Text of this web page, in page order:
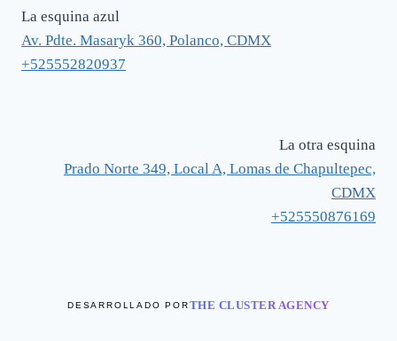
La esquina azul
Av. Pdte. Masaryk 360, Polanco, CDMX
+525552820937
La otra esquina
Prado Norte 349, Local A, Lomas de Chapultepec,
CDMX
+525550876169
DESARROLLADO PORTHE CLUSTER AGENCY